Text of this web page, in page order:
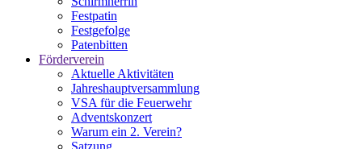
Festpatin
Festgefolge
Patenbitten
Förderverein
Aktuelle Aktivitäten
Jahreshauptversammlung
VSA für die Feuerwehr
Adventskonzert
Warum ein 2. Verein?
Satzung